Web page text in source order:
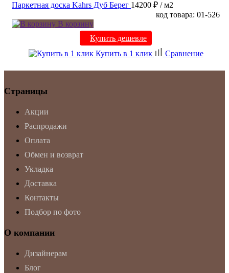
Паркетная доска Kahrs Дуб Берег 14200 ₽ / м2
код товара: 01-526
В корзину
Купить дешевле
Купить в 1 клик
Сравнение
Страницы
Акции
Распродажи
Оплата
Обмен и возврат
Укладка
Доставка
Контакты
Подбор по фото
О компании
Дизайнерам
Блог